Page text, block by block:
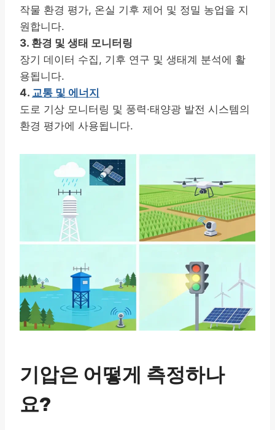
작물 환경 평가, 온실 기후 제어 및 정밀 농업을 지
원합니다.
3. 환경 및 생태 모니터링
장기 데이터 수집, 기후 연구 및 생태계 분석에 활
용됩니다.
4. 교통 및 에너지
도로 기상 모니터링 및 풍력·태양광 발전 시스템의
환경 평가에 사용됩니다.
기압은 어떻게 측정하나
요?